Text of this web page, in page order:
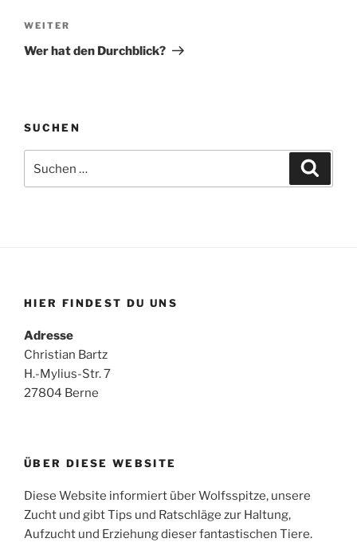
Nächster
Beitrag
WEITER
Wer hat den Durchblick?
SUCHEN
nach:
HIER FINDEST DU UNS
Adresse
Christian Bartz
H.-Mylius-Str. 7
27804 Berne
ÜBER DIESE WEBSITE
Diese Website informiert über Wolfsspitze, unsere
Zucht und gibt Tips und Ratschläge zur Haltung,
Aufzucht und Erziehung dieser fantastischen Tiere.